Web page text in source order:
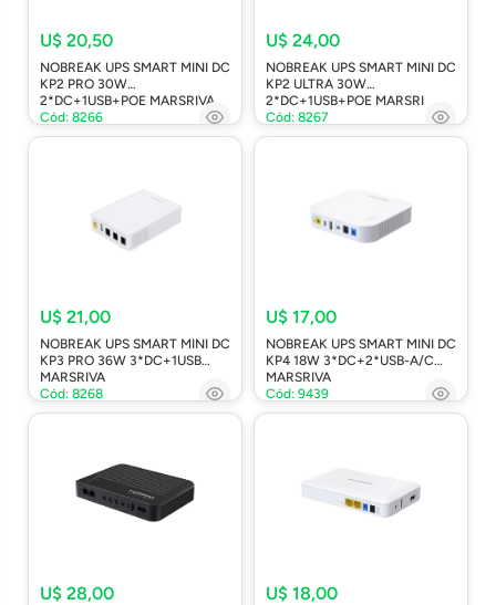
U$ 20,50
NOBREAK UPS SMART MINI DC
KP2 PRO 30W
2*DC+1USB+POE MARSRIVA
Cód: 8266
U$ 24,00
NOBREAK UPS SMART MINI DC
KP2 ULTRA 30W
2*DC+1USB+POE MARSRI
Cód: 8267
U$ 21,00
NOBREAK UPS SMART MINI DC
KP3 PRO 36W 3*DC+1USB
MARSRIVA
Cód: 8268
U$ 17,00
NOBREAK UPS SMART MINI DC
KP4 18W 3*DC+2*USB-A/C
MARSRIVA
Cód: 9439
U$ 28,00 U$ 18,00